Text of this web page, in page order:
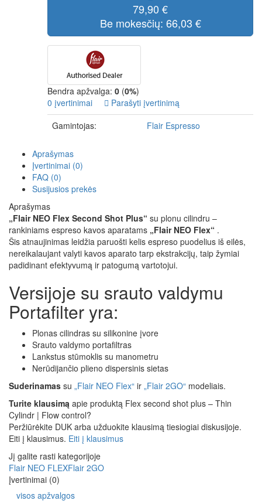
79,90 €
Be mokesčių: 66,03 €
Bendra apžvalga: 0 (0%)
0 įvertinimai
Parašyti įvertinimą
Gamintojas:
Flair Espresso
Aprašymas
Įvertinimai (0)
FAQ (0)
Susijusios prekės
Aprašymas
„Flair NEO Flex Second Shot Plus“ su plonu cilindru –
rankiniams espreso kavos aparatams „Flair NEO Flex“ .
Šis atnaujinimas leidžia paruošti kelis espreso puodelius iš eilės,
nereikalaujant valyti kavos aparato tarp ekstrakcijų, taip žymiai
padidinant efektyvumą ir patogumą vartotojui.
Versijoje su srauto valdymu
Portafilter yra:
Plonas cilindras su silikonine įvore
Srauto valdymo portafiltras
Lankstus stūmoklis su manometru
Nerūdijančio plieno dispersinis sietas
Suderinamas su „Flair NEO Flex“ ir „Flair 2GO“ modeliais.
Turite klausimą apie produktą Flex second shot plus – Thin
Cylindr | Flow control?
Peržiūrėkite DUK arba užduokite klausimą tiesiogiai diskusijoje.
Eiti į klausimus. Eiti į klausimus
Jį galite rasti kategorijoje
Flair NEO FLEXFlair 2GO
Įvertinimai (0)
visos apžvalgos